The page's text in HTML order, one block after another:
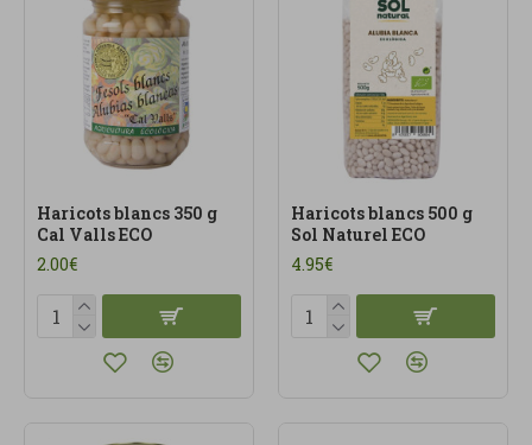
Haricots blancs 350 g
Cal Valls ECO
2.00€
Haricots blancs 500 g
Sol Naturel ECO
4.95€